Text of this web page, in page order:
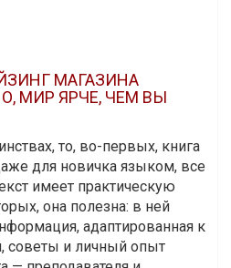
МАГАЗИНА
МИР ЯРЧЕ, ЧЕМ ВЫ
то, во-первых, книга
для новичка языком, все
имеет практическую
она полезна: в ней
адаптированная к
советы и личный опыт